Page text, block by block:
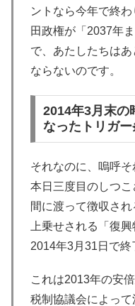
ントなら今年で終
田政権が「2037年
で、あたしたちは
ならないのです。
2014年3月末の
なったトリガー
それなのに、嗚呼
本日三度目のしつ
間に渡って徴収さ
上乗せされる「復
2014年3月31日で終
これは2013年の安
税制協議会によっ